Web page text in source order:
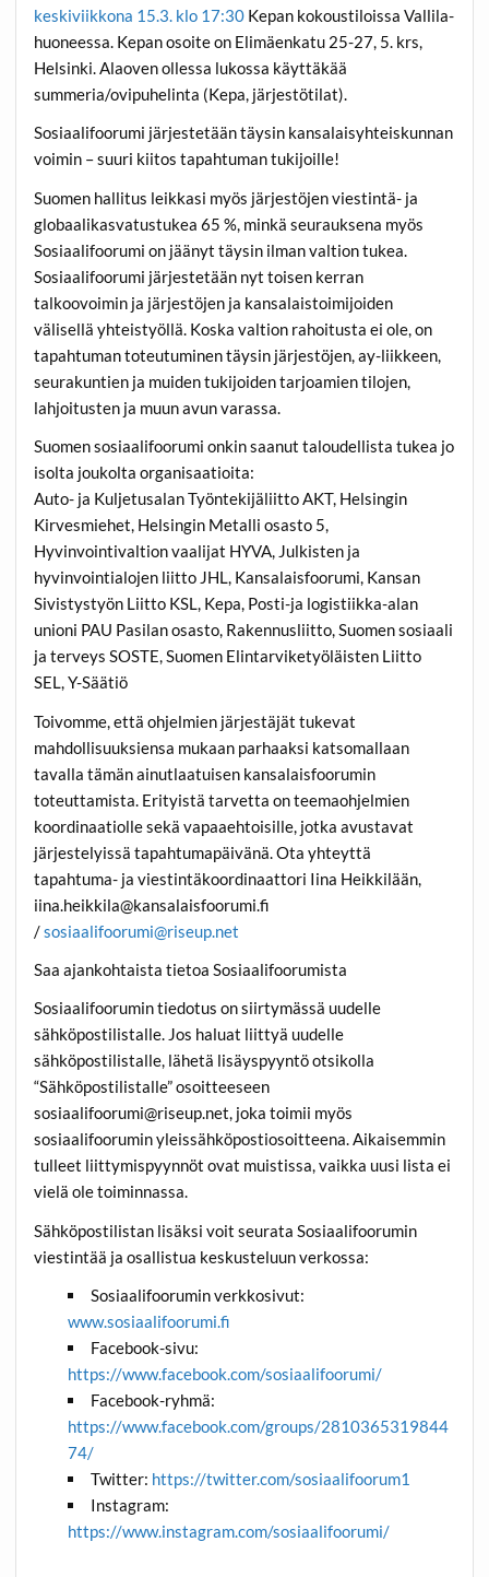
keskiviikkona 15.3. klo 17:30 Kepan kokoustiloissa Vallila-
huoneessa. Kepan osoite on Elimäenkatu 25-27, 5. krs,
Helsinki. Alaoven ollessa lukossa käyttäkää
summeria/ovipuhelinta (Kepa, järjestötilat).
Sosiaalifoorumi järjestetään täysin kansalaisyhteiskunnan
voimin – suuri kiitos tapahtuman tukijoille!
Suomen hallitus leikkasi myös järjestöjen viestintä- ja
globaalikasvatustukea 65 %, minkä seurauksena myös
Sosiaalifoorumi on jäänyt täysin ilman valtion tukea.
Sosiaalifoorumi järjestetään nyt toisen kerran
talkoovoimin ja järjestöjen ja kansalaistoimijoiden
välisellä yhteistyöllä. Koska valtion rahoitusta ei ole, on
tapahtuman toteutuminen täysin järjestöjen, ay-liikkeen,
seurakuntien ja muiden tukijoiden tarjoamien tilojen,
lahjoitusten ja muun avun varassa.
Suomen sosiaalifoorumi onkin saanut taloudellista tukea jo
isolta joukolta organisaatioita:
Auto- ja Kuljetusalan Työntekijäliitto AKT, Helsingin
Kirvesmiehet, Helsingin Metalli osasto 5,
Hyvinvointivaltion vaalijat HYVA, Julkisten ja
hyvinvointialojen liitto JHL, Kansalaisfoorumi, Kansan
Sivistystyön Liitto KSL, Kepa, Posti-ja logistiikka-alan
unioni PAU Pasilan osasto, Rakennusliitto, Suomen sosiaali
ja terveys SOSTE, Suomen Elintarviketyöläisten Liitto
SEL, Y-Säätiö
Toivomme, että ohjelmien järjestäjät tukevat
mahdollisuuksiensa mukaan parhaaksi katsomallaan
tavalla tämän ainutlaatuisen kansalaisfoorumin
toteuttamista. Erityistä tarvetta on teemaohjelmien
koordinaatiolle sekä vapaaehtoisille, jotka avustavat
järjestelyissä tapahtumapäivänä. Ota yhteyttä
tapahtuma- ja viestintäkoordinaattori Iina Heikkilään,
iina.heikkila@kansalaisfoorumi.fi
/sosiaalifoorumi@riseup.net
Saa ajankohtaista tietoa Sosiaalifoorumista
Sosiaalifoorumin tiedotus on siirtymässä uudelle
sähköpostilistalle. Jos haluat liittyä uudelle
sähköpostilistalle, lähetä lisäyspyyntö otsikolla
“Sähköpostilistalle” osoitteeseen
sosiaalifoorumi@riseup.net, joka toimii myös
sosiaalifoorumin yleissähköpostiosoitteena. Aikaisemmin
tulleet liittymispyynnöt ovat muistissa, vaikka uusi lista ei
vielä ole toiminnassa.
Sähköpostilistan lisäksi voit seurata Sosiaalifoorumin
viestintää ja osallistua keskusteluun verkossa:
Sosiaalifoorumin verkkosivut:
www.sosiaalifoorumi.fi
Facebook-sivu:
https://www.facebook.com/sosiaalifoorumi/
Facebook-ryhmä:
https://www.facebook.com/groups/2810365319844
74/
Twitter: https://twitter.com/sosiaalifoorum1
Instagram:
https://www.instagram.com/sosiaalifoorumi/